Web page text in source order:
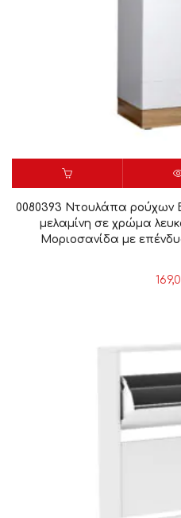
0080393 Ντουλάπα ρούχων
μελαμίνη σε χρώμα
Μοριοσανίδα με